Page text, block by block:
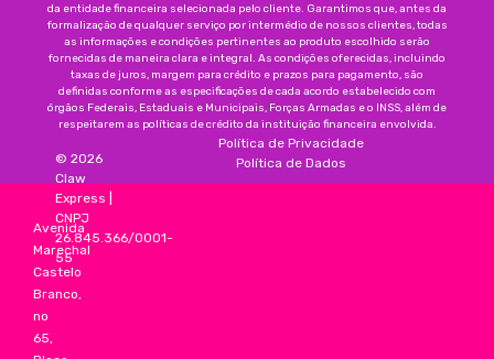
da entidade financeira selecionada pelo cliente. Garantimos que, antes da
formalização de qualquer serviço por intermédio de nossos clientes, todas
as informações e condições pertinentes ao produto escolhido serão
fornecidas de maneira clara e integral. As condições oferecidas, incluindo
taxas de juros, margem para crédito e prazos para pagamento, são
definidas conforme as especificações de cada acordo estabelecido com
órgãos Federais, Estaduais e Municipais, Forças Armadas e o INSS, além de
respeitarem as políticas de crédito da instituição financeira envolvida.
Avenida
Marechal
Castelo
Branco,
no
65,
© 2026
Claw
Express
CNPJ
26.845.366/0001-
55
Política de Privacidade
Política de Dados